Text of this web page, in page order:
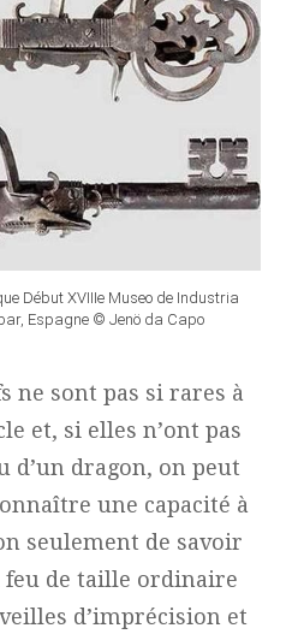
Début XVIIIe Museo de Industria
Espagne © Jenö da Capo
ne sont pas si rares à
et, si elles n’ont pas
d’un dragon, on peut
une capacité à
seulement de savoir
feu de taille ordinaire
d’imprécision et